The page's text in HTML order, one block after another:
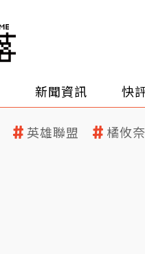
新聞資訊 快
英雄聯盟 橘攸奈